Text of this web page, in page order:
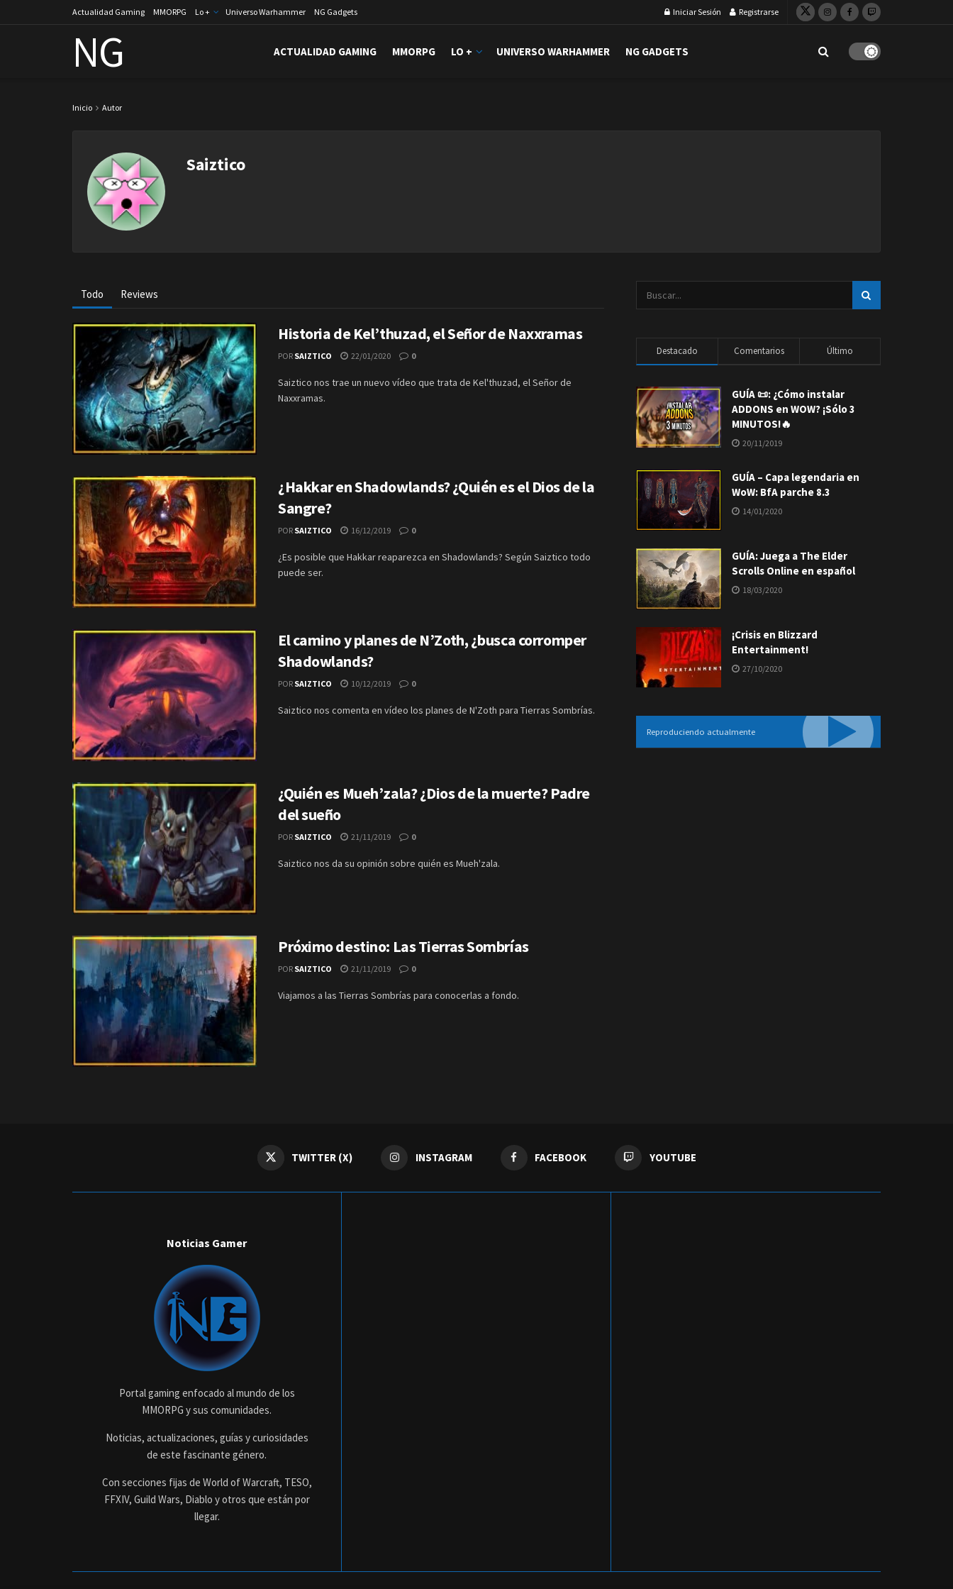
Actualidad Gaming MMORPG Lo + Universo Warhammer NG Gadgets Iniciar Sesión Registrarse
NG ACTUALIDAD GAMING MMORPG LO + UNIVERSO WARHAMMER NG GADGETS
Inicio Autor
Saiztico
Todo Reviews
Historia de Kel’thuzad, el Señor de Naxxramas
POR SAIZTICO 22/01/2020 0
Saiztico nos trae un nuevo vídeo que trata de Kel'thuzad, el Señor de
Naxxramas.
¿Hakkar en Shadowlands? ¿Quién es el Dios de la
Sangre?
POR SAIZTICO 16/12/2019 0
¿Es posible que Hakkar reaparezca en Shadowlands? Según Saiztico todo
puede ser.
El camino y planes de N’Zoth, ¿busca corromper
Shadowlands?
POR SAIZTICO 10/12/2019 0
Saiztico nos comenta en vídeo los planes de N'Zoth para Tierras Sombrías.
¿Quién es Mueh’zala? ¿Dios de la muerte? Padre
del sueño
POR SAIZTICO 21/11/2019 0
Saiztico nos da su opinión sobre quién es Mueh'zala.
Próximo destino: Las Tierras Sombrías
POR SAIZTICO 21/11/2019 0
Viajamos a las Tierras Sombrías para conocerlas a fondo.
Destacado Comentarios Último
GUÍA 📜: ¿Cómo instalar
ADDONS en WOW? ¡Sólo 3
MINUTOS!🔥
20/11/2019
GUÍA – Capa legendaria en
WoW: BfA parche 8.3
14/01/2020
GUÍA: Juega a The Elder
Scrolls Online en español
18/03/2020
¡Crisis en Blizzard
Entertainment!
27/10/2020
Reproduciendo actualmente
TWITTER (X) INSTAGRAM FACEBOOK YOUTUBE
Noticias Gamer
Portal gaming enfocado al mundo de los
MMORPG y sus comunidades.
Noticias, actualizaciones, guías y curiosidades
de este fascinante género.
Con secciones fijas de World of Warcraft, TESO,
FFXIV, Guild Wars, Diablo y otros que están por
llegar.